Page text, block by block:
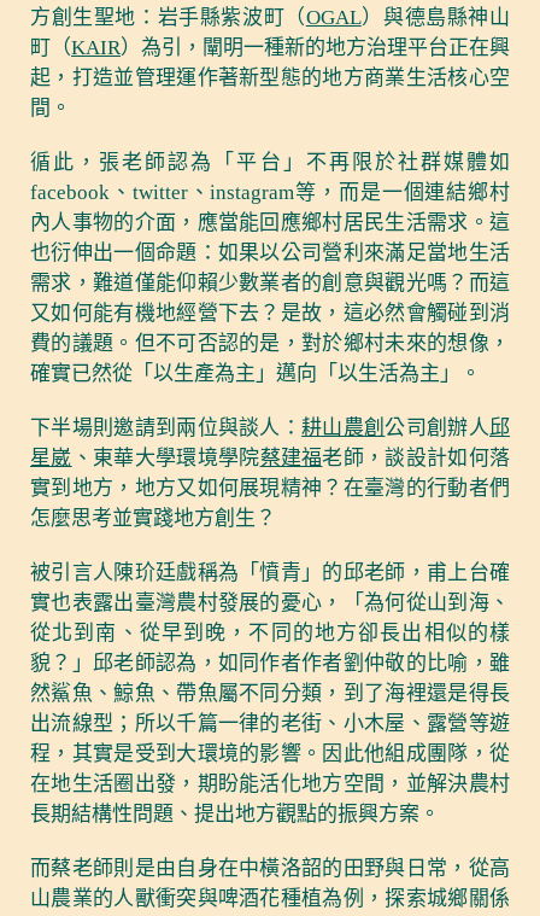
方創生聖地：岩手縣紫波町（OGAL）與德島縣神山
町（KAIR）為引，闡明一種新的地方治理平台正在興
起，打造並管理運作著新型態的地方商業生活核心空
間。
循此，張老師認為「平台」不再限於社群媒體如
facebook、twitter、instagram等，而是一個連結鄉村
內人事物的介面，應當能回應鄉村居民生活需求。這
也衍伸出一個命題：如果以公司營利來滿足當地生活
需求，難道僅能仰賴少數業者的創意與觀光嗎？而這
又如何能有機地經營下去？是故，這必然會觸碰到消
費的議題。但不可否認的是，對於鄉村未來的想像，
確實已然從「以生產為主」邁向「以生活為主」。
下半場則邀請到兩位與談人：耕山農創公司創辦人邱
星崴 、東華大學環境學院蔡建福老師，談設計如何落
實到地方，地方又如何展現精神？在臺灣的行動者們
怎麼思考並實踐地方創生？
被引言人陳玠廷戲稱為「憤青」的邱老師，甫上台確
實也表露出臺灣農村發展的憂心，「為何從山到海、
從北到南、從早到晚，不同的地方卻長出相似的樣
貌？」邱老師認為，如同作者作者劉仲敬的比喻，雖
然鯊魚、鯨魚、帶魚屬不同分類，到了海裡還是得長
出流線型；所以千篇一律的老街、小木屋、露營等遊
程，其實是受到大環境的影響。因此他組成團隊，從
在地生活圈出發，期盼能活化地方空間，並解決農村
長期結構性問題、提出地方觀點的振興方案。
而蔡老師則是由自身在中橫洛韶的田野與日常，從高
山農業的人獸衝突與啤酒花種植為例，探索城鄉關係